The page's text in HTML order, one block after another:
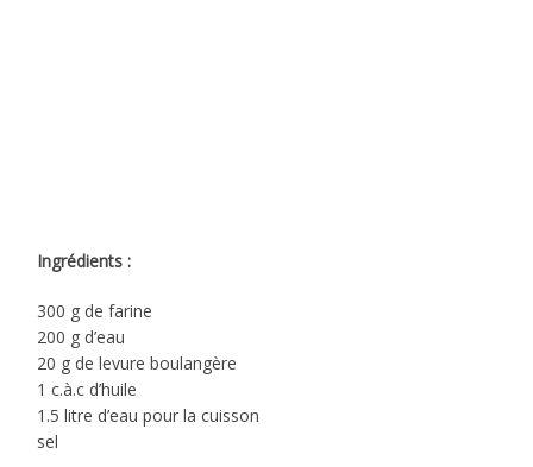
Ingrédients :
300 g de farine
200 g d’eau
20 g de levure boulangère
1 c.à.c d’huile
1.5 litre d’eau pour la cuisson
sel